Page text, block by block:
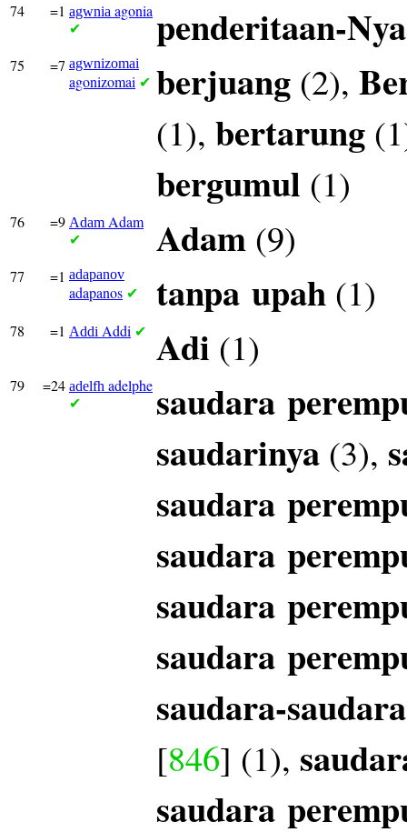
74 =1 agwnia agonia
✔ penderitaan-Nya
75 =7 agwnizomai
agonizomai ✔ berjuang (2),
(1), bertarung
bergumul (1)
76 =9 Adam Adam
✔ Adam (9)
77 =1 adapanov
adapanos ✔ tanpa upah (1)
78 =1 Addi Addi ✔ Adi (1)
79 =24 adelfh adelphe
✔ saudara
saudarinya (3),
saudara
saudara
saudara
saudara
saudara-
[846] (1),
saudara